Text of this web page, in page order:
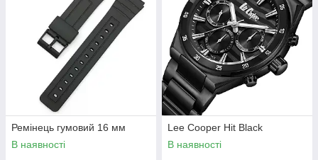
Ремінець гумовий 16 мм
В наявності
Lee Cooper Hit Black
В наявності